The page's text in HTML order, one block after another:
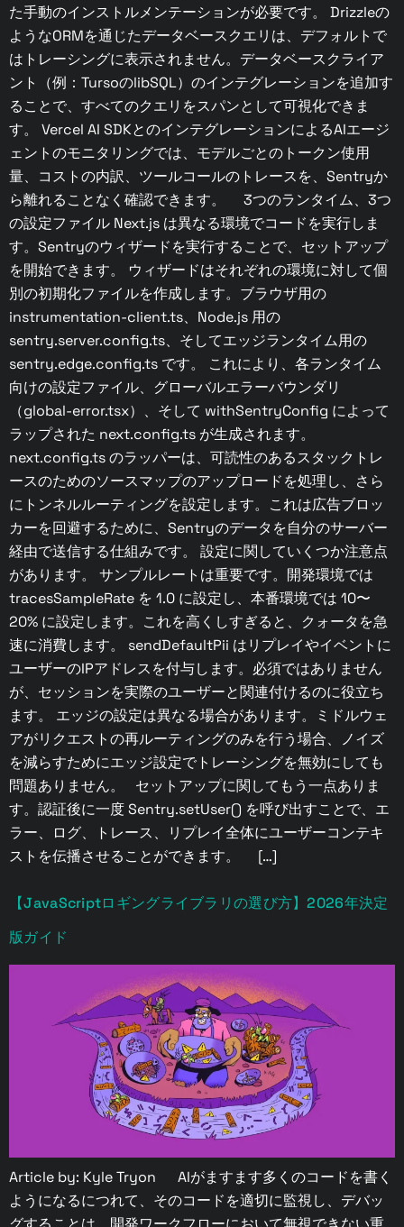
た手動のインストルメンテーションが必要です。 Drizzleの
ようなORMを通じたデータベースクエリは、デフォルトで
はトレーシングに表示されません。データベースクライア
ント（例：TursoのlibSQL）のインテグレーションを追加す
ることで、すべてのクエリをスパンとして可視化できま
す。 Vercel AI SDKとのインテグレーションによるAIエージ
ェントのモニタリングでは、モデルごとのトークン使用
量、コストの内訳、ツールコールのトレースを、Sentryか
ら離れることなく確認できます。 3つのランタイム、3つ
の設定ファイル Next.js は異なる環境でコードを実行しま
す。Sentryのウィザードを実行することで、セットアップ
を開始できます。 ウィザードはそれぞれの環境に対して個
別の初期化ファイルを作成します。ブラウザ用の
instrumentation-client.ts、Node.js 用の
sentry.server.config.ts、そしてエッジランタイム用の
sentry.edge.config.ts です。 これにより、各ランタイム
向けの設定ファイル、グローバルエラーバウンダリ
（global-error.tsx）、そして withSentryConfig によって
ラップされた next.config.ts が生成されます。
next.config.ts のラッパーは、可読性のあるスタックトレ
ースのためのソースマップのアップロードを処理し、さら
にトンネルルーティングを設定します。これは広告ブロッ
カーを回避するために、Sentryのデータを自分のサーバー
経由で送信する仕組みです。 設定に関していくつか注意点
があります。 サンプルレートは重要です。開発環境では
tracesSampleRate を 1.0 に設定し、本番環境では 10〜
20% に設定します。これを高くしすぎると、クォータを急
速に消費します。 sendDefaultPii はリプレイやイベントに
ユーザーのIPアドレスを付与します。必須ではありません
が、セッションを実際のユーザーと関連付けるのに役立ち
ます。 エッジの設定は異なる場合があります。ミドルウェ
アがリクエストの再ルーティングのみを行う場合、ノイズ
を減らすためにエッジ設定でトレーシングを無効にしても
問題ありません。 セットアップに関してもう一点ありま
す。認証後に一度 Sentry.setUser() を呼び出すことで、エ
ラー、ログ、トレース、リプレイ全体にユーザーコンテキ
ストを伝播させることができます。 […]
【JavaScriptロギングライブラリの選び方】2026年決定
版ガイド
Article by: Kyle Tryon AIがますます多くのコードを書く
ようになるにつれて、そのコードを適切に監視し、デバッ